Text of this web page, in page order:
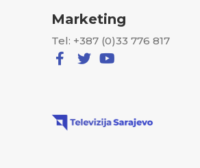
Marketing
Tel: +387 (0)33 776 817